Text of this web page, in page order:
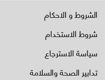
الشروط و الاحكام
شروط الاستخدام
سياسة الاسترجاع
تدابير الصحة والسلامة